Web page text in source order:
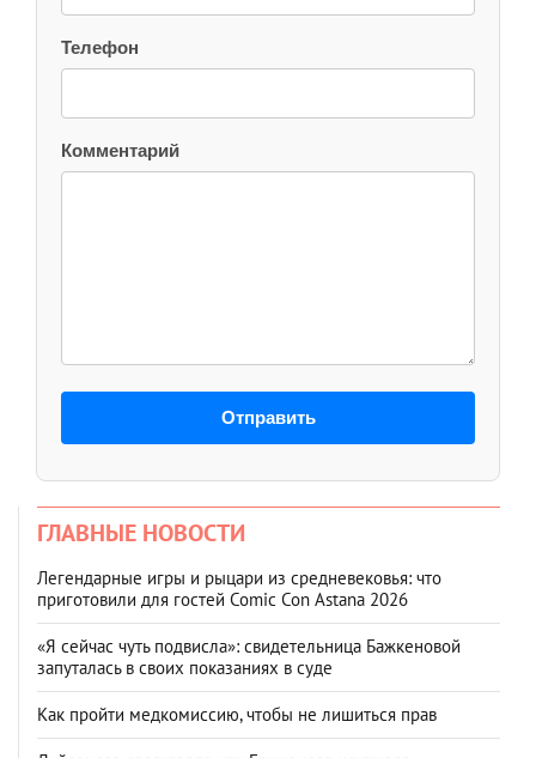
Телефон
Комментарий
Отправить
ГЛАВНЫЕ НОВОСТИ
Легендарные игры и рыцари из средневековья: что
приготовили для гостей Comic Con Astana 2026
«Я сейчас чуть подвисла»: свидетельница Бажкеновой
запуталась в своих показаниях в суде
Как пройти медкомиссию, чтобы не лишиться прав